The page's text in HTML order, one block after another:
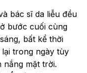
bác sĩ da liễu đều
bước cuối cùng
bất kể thời
trong ngày tùy
nắng mặt trời.